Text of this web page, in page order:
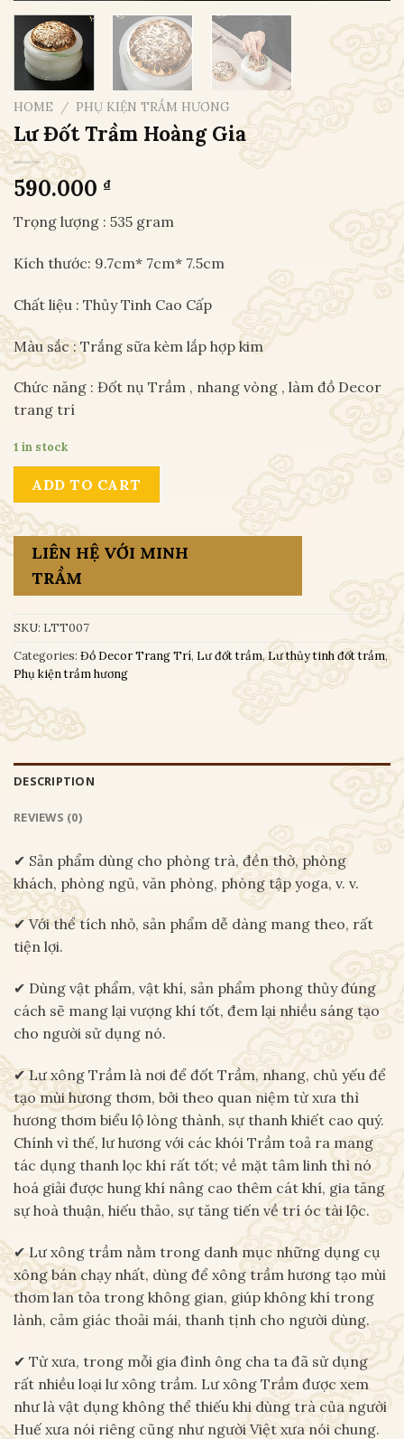
HOME / PHỤ KIỆN TRẦM HƯƠNG
Lư Đốt Trầm Hoàng Gia
590.000 ₫
Trọng lượng : 535 gram
Kích thước: 9.7cm* 7cm* 7.5cm
Chất liệu : Thủy Tinh Cao Cấp
Màu sắc : Trắng sữa kèm lắp hợp kim
Chức năng : Đốt nụ Trầm , nhang vòng , làm đồ Decor
trang trí
1 in stock
ADD TO CART
LIÊN HỆ VỚI MINH
TRẦM
SKU: LTT007
Categories: Đồ Decor Trang Trí, Lư đốt trầm,Lư thủy tinh đốt trầm,
Phụ kiện trầm hương
DESCRIPTION
REVIEWS (0)
✔ Sản phẩm dùng cho phòng trà, đền thờ, phòng
khách, phòng ngủ, văn phòng, phòng tập yoga, v. v.
✔ Với thể tích nhỏ, sản phẩm dễ dàng mang theo, rất
tiện lợi.
✔ Dùng vật phẩm, vật khí, sản phẩm phong thủy đúng
cách sẽ mang lại vượng khí tốt, đem lại nhiều sáng tạo
cho người sử dụng nó.
✔ Lư xông Trầm là nơi để đốt Trầm, nhang, chủ yếu để
tạo mùi hương thơm, bởi theo quan niệm từ xưa thì
hương thơm biểu lộ lòng thành, sự thanh khiết cao quý.
Chính vì thế, lư hương với các khói Trầm toả ra mang
tác dụng thanh lọc khí rất tốt; về mặt tâm linh thì nó
hoá giải được hung khí nâng cao thêm cát khí, gia tăng
sự hoà thuận, hiếu thảo, sự tăng tiến về trí óc tài lộc.
✔ Lư xông trầm nằm trong danh mục những dụng cụ
xông bán chạy nhất, dùng để xông trầm hương tạo mùi
thơm lan tỏa trong không gian, giúp không khí trong
lành, cảm giác thoải mái, thanh tịnh cho người dùng.
✔ Từ xưa, trong mỗi gia đình ông cha ta đã sử dụng
rất nhiều loại lư xông trầm. Lư xông Trầm được xem
như là vật dụng không thể thiếu khi dùng trà của người
Huế xưa nói riêng cũng như người Việt xưa nói chung.